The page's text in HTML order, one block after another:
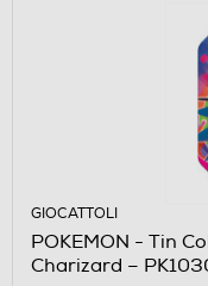
GIOCATTOLI
POKEMON - Tin
Charizard –